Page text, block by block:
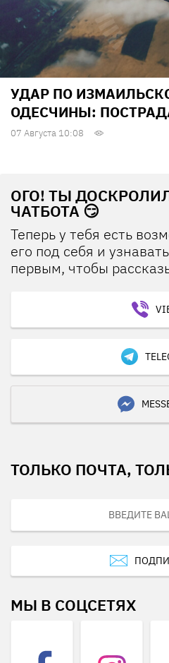
УДАР ПО
ОДЕСЧИНЫ:
07 Августа 10:08
ОГО! ТЫ
ЧАТБОТА 😏
Теперь у тебя есть
его под себя и
первым, чтобы
ТОЛЬКО ПОЧТА,
МЫ В СОЦСЕТЯХ